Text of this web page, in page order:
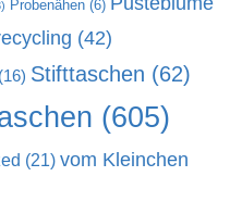
Probenähen (6)
(42)
(16) Stifttaschen (62)
(605)
(21) vom Kleinchen